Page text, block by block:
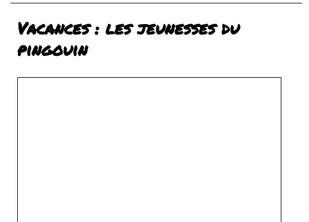
Vacances : les jeunesses du
pingouin